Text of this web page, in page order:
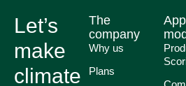
Let’s
make
climate
The
company
Why us
Plans
App